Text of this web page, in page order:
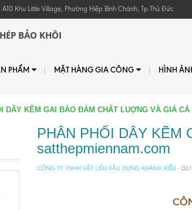
A10 Khu Little Village, Phường Hiệp Bình Chánh, Tp.Thủ Đức
BẢO KHÔI
PHẨM MẶT HÀNG GIA CÔNG HÌNH
DÂY KẼM GAI BẢO ĐẢM CHẤT LUỢNG VÀ GIÁ
PHÂN PHỐI DÂY KẼM
satthepmiennam.com
CÔNG TY TNHH VẬT LIỆU XÂU DỰNG KHANH KIỀU - 02/